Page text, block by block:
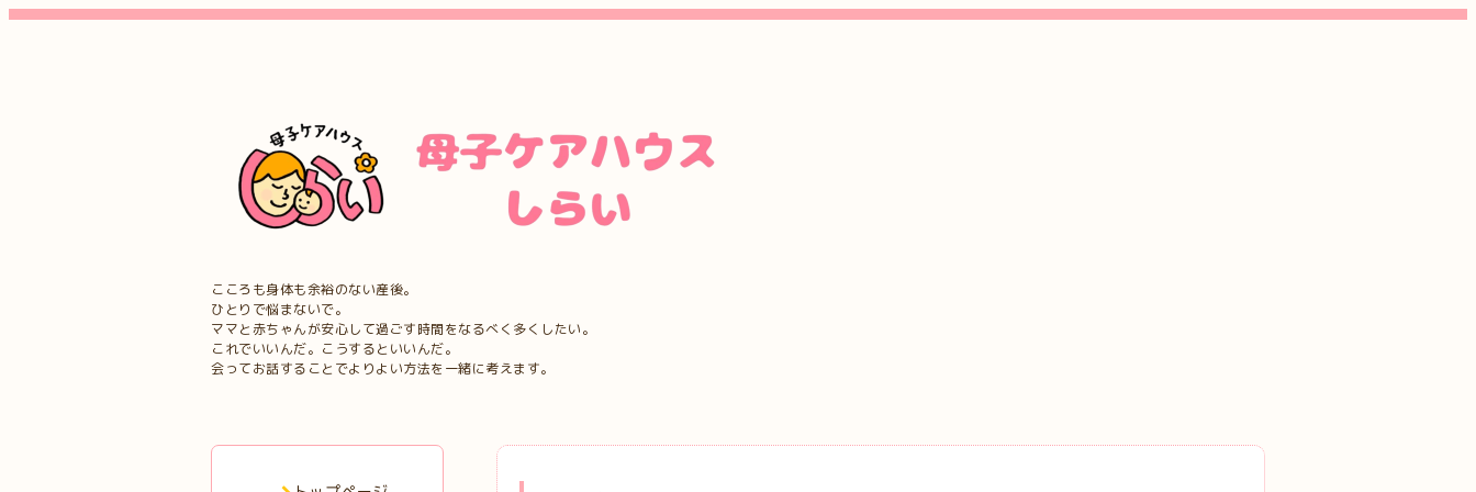
こころも身体も余裕のない産後。
ひとりで悩まないで。
ママと赤ちゃんが安心して過ごす時間をなるべく多くしたい。
これでいいんだ。こうするといいんだ。
会ってお話することでよりよい方法を一緒に考えます。